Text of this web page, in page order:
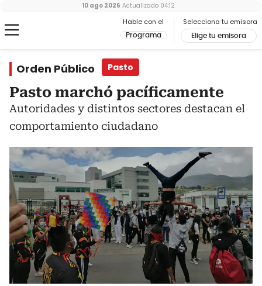
Hable con el
Programa
Selecciona tu emisora
Elige tu emisora
10 ago 2026 Actualizado 04:12
Orden Público Pasto
Pasto marchó pacíficamente
Autoridades y distintos sectores destacan el
comportamiento ciudadano